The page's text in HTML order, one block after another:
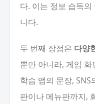
다. 이는 정보 습득
니다.
두 번째 장점은 다양
뿐만 아니라, 게임
학습 앱의 문장,
판이나 메뉴판까지,